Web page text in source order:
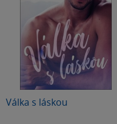
Válka s láskou